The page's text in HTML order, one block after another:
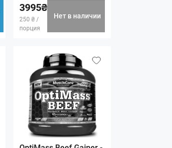
3995₴
250 ₴ /
порция
Нет в наличии